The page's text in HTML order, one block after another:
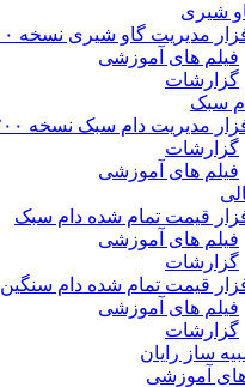
شیری
مدیریت گاو شیری نسخه ۲۰۰ راس ، ۴۰۰ راس و نامحدود
فیلم های آموزشی
گزارشات
سبک
مدیریت دام سبک نسخه ۲۰۰ راس ، ۴۰۰ راس و نا محدود
گزارشات
فیلم های آموزشی
قیمت تمام شده دام سبک
فیلم های آموزشی
گزارشات
قیمت تمام شده دام سنگین
فیلم های آموزشی
گزارشات
ساز رایان
آموزشی